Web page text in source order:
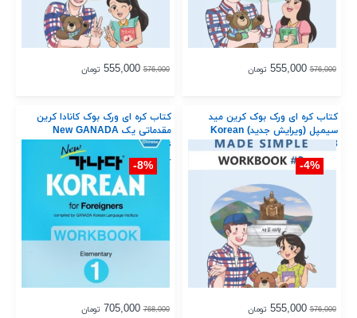
576,000
555,000 تومان 576,000
555,000 تومان
کتاب کره ای ورک بوک کرین مید
سیمپل (ویرایش جدید) Korean
Made Simple Workbook 3
4%-
576,000
555,000 تومان
کتاب کره ای ورک بوک کانادا کرین
مقدماتی یک New GANADA
KOREAN for Foreigners
Workbook Elementary 1
8%-
768,000
705,000 تومان